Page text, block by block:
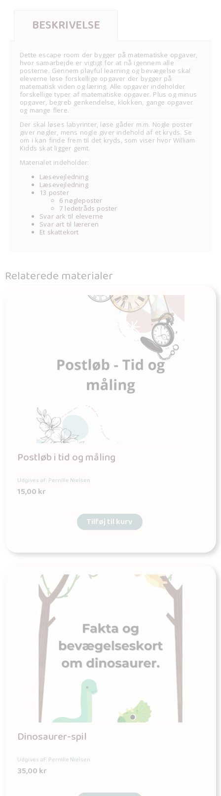
BESKRIVELSE
Dette escape room der bygger på matematiske opgaver,
hvor samarbejde er vigtigt for at nå igennem alle
posterne. Gennem playful learning og bevægelse skal
eleverne løse forskellige opgaver der bygger på
matematisk viden og læring. Alle opgaver indeholder
forskellige typer af matematiske opgaver. Plus og minus
opgaver, begreb genkendelse, klokken, gange opgaver
og mange flere.
Der skal løses labyrinter, løse gåder m.m. Nogle poster
giver nøgler, mens nogle giver indehold af et kryds. Se
om i kan finde frem til det kryds, som viser hvor William
Kidds skat ligger gemt.
Materialet indeholder:
Læsevejledning
Læsevejledning
13 poster
6 nøgleposter
7 ledetråds poster
Svar ark til eleverne
Svar art til læreren
Et skattekort
Relaterede materialer
Postløb i tid og måling
Udgives af: Pernille Nielsen
15,00kr
Tilføj til kurv
Dinosaurer-spil
Udgives af: Pernille Nielsen
35,00kr